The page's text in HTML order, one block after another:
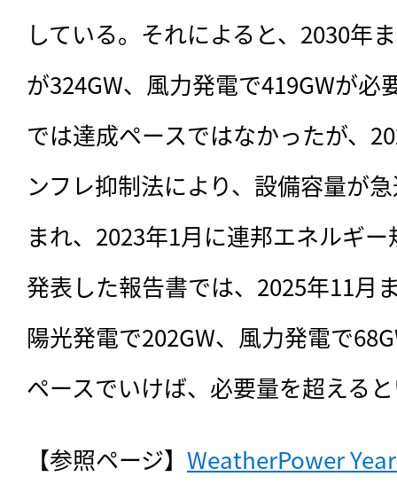
している。それによると、2030年
が324GW、風力発電で419GWが必
では達成ペースではなかったが、
ンフレ抑制法により、設備容量が
まれ、2023年1月に連邦エネルギ
発表した報告書では、2025年11月
陽光発電で202GW、風力発電で
ペースでいけば、必要量を超える
【参照ページ】 WeatherPower